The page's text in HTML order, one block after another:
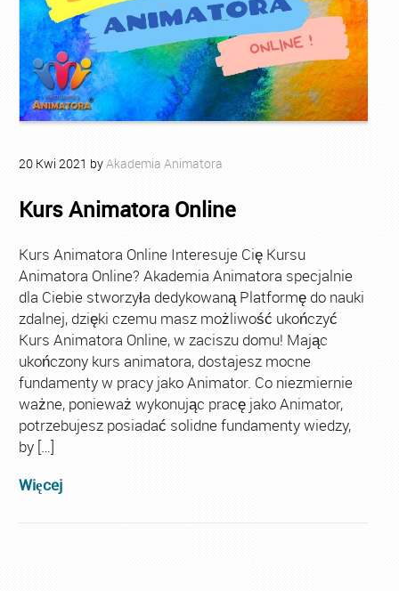
20 Kwi 2021 byAkademia Animatora
Kurs Animatora Online
Kurs Animatora Online Interesuje Cię Kursu
Animatora Online? Akademia Animatora specjalnie
dla Ciebie stworzyła dedykowaną Platformę do nauki
zdalnej, dzięki czemu masz możliwość ukończyć
Kurs Animatora Online, w zaciszu domu! Mając
ukończony kurs animatora, dostajesz mocne
fundamenty w pracy jako Animator. Co niezmiernie
ważne, ponieważ wykonując pracę jako Animator,
potrzebujesz posiadać solidne fundamenty wiedzy,
by […]
Więcej